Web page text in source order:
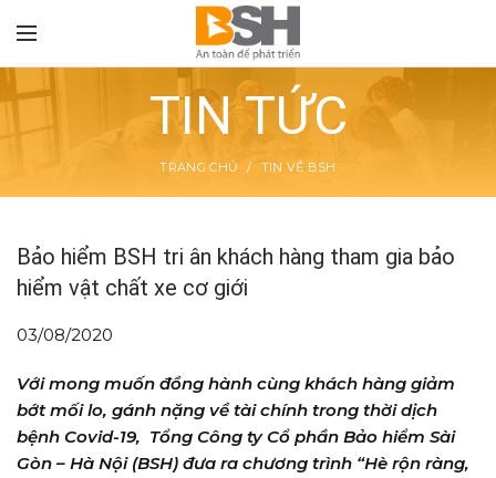
TIN TỨC
TRANG CHỦ TIN VỀ BSH
Bảo hiểm BSH tri ân khách hàng tham gia bảo
hiểm vật chất xe cơ giới
03/08/2020
Với mong muốn đồng hành cùng khách hàng giảm
bớt mối lo, gánh nặng về tài chính trong thời dịch
bệnh Covid-19, Tổng Công ty Cổ phần Bảo hiểm Sài
Gòn – Hà Nội (BSH) đưa ra chương trình “Hè rộn ràng,